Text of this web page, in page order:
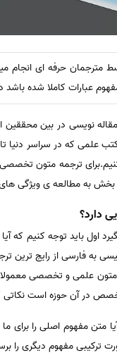
حرفه ای انجام
عبارات کاملا شده
نویسی در بین محققین
کتب علمی که در سراسر
کنیم.برای ترجمه متون
بخش به مطالعه ی ویژگی
دارد؟
اول باید توجه کنیم
به فارسی از رایج
متون علمی و تخصصی
در آن حوزه است
متن مفهوم اصلی را
ترکیبی مفهوم دیگری را